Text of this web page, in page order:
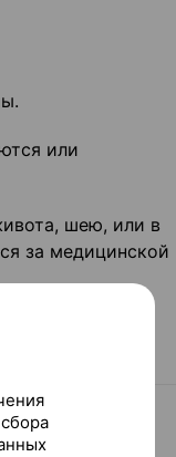
или
шею, или в
за медицинской
дозу (20-30